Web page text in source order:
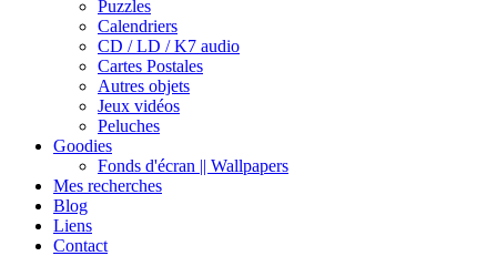
Puzzles
Calendriers
CD / LD / K7 audio
Cartes Postales
Autres objets
Jeux vidéos
Peluches
Goodies
Fonds d'écran || Wallpapers
Mes recherches
Blog
Liens
Contact